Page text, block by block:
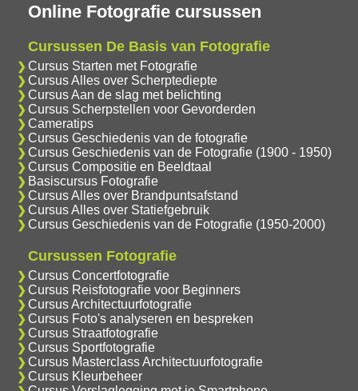
Online Fotografie cursussen
Cursussen De Basis van Fotografie
Cursus Starten met Fotografie
Cursus Alles over Scherptediepte
Cursus Aan de slag met belichting
Cursus Scherpstellen voor Gevorderden
Cameratips
Cursus Geschiedenis van de fotografie
Cursus Geschiedenis van de Fotografie (1900 - 1950)
Cursus Compositie en Beeldtaal
Basiscursus Fotografie
Cursus Alles over Brandpuntsafstand
Cursus Alles over Statiefgebruik
Cursus Geschiedenis van de Fotografie (1950-2000)
Cursussen Fotografie
Cursus Concertfotografie
Cursus Reisfotografie voor Beginners
Cursus Architectuurfotografie
Cursus Foto's analyseren en bespreken
Cursus Straatfotografie
Cursus Sportfotografie
Cursus Masterclass Architectuurfotografie
Cursus Kleurbeheer